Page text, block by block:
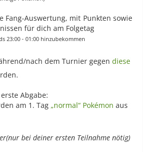
Fang-Auswertung, mit Punkten sowie
für dich am Folgetag
23:00 - 01:00 hinzubekommen
nach dem Turnier gegen diese
Abgabe:
am 1. Tag „normal“ Pokémon aus
bei deiner ersten Teilnahme nötig)